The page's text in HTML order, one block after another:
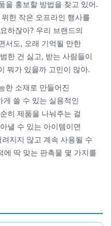
을 홍보할 방법을 찾고 있어.
한 작은 오프라인 행사를
하잖아? 우리 브랜드의
서도, 오래 기억될 만한
한 건 싫고, 받는 사람들이
뭐가 있을까 고민이 많아.
한 소재로 만들어진
쓸 수 있는 실용적인
히 제품을 나눠주는 걸
낼 수 있는 아이템이면
지지 않고 계속 사용될 수
에 딱 맞는 판촉물 몇 가지를